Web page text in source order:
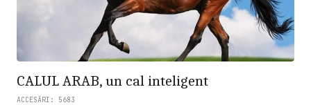
CALUL ARAB, un cal inteligent
ACCESĂRI: 5683